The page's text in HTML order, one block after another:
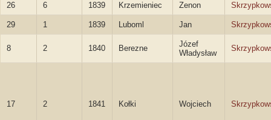
26 6 1839 Krzemieniec Zenon
29 1 1839 Luboml Jan
8 2 1840 Berezne
Józef
Władysław
17 2 1841 Kołki Wojciech